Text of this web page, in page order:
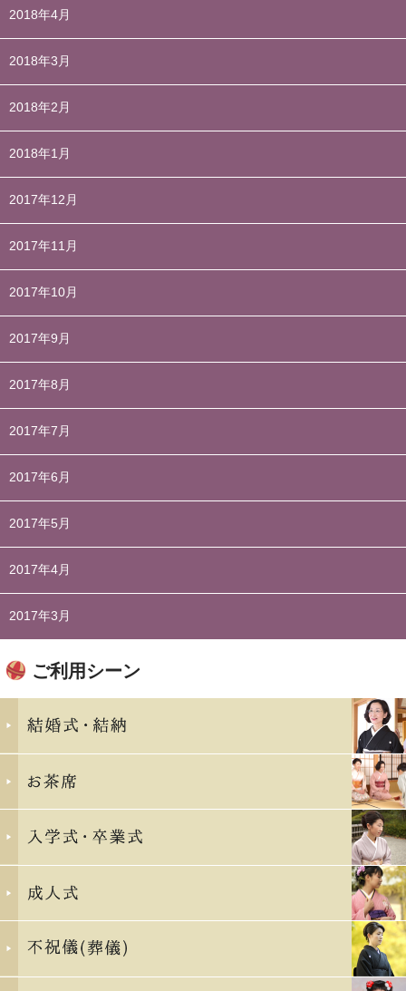
2018年4月
2018年3月
2018年2月
2018年1月
2017年12月
2017年11月
2017年10月
2017年9月
2017年8月
2017年7月
2017年6月
2017年5月
2017年4月
2017年3月
ご利用シーン